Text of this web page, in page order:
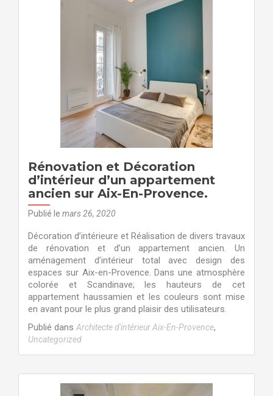
Rénovation et Décoration
d’intérieur d’un appartement
ancien sur Aix-En-Provence.
Publié le mars 26, 2020
Décoration d’intérieure et Réalisation de divers travaux
de rénovation et d’un appartement ancien. Un
aménagement d’intérieur total avec design des
espaces sur Aix-en-Provence. Dans une atmosphère
colorée et Scandinave; les hauteurs de cet
appartement haussamien et les couleurs sont mise
en avant pour le plus grand plaisir des utilisateurs.
Publié dans Architecte d'intérieur Aix-En-Provence,
Uncategorized